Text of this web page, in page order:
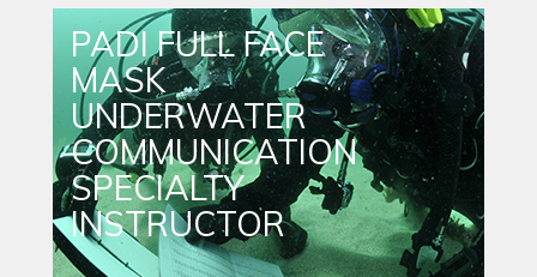
PADI FULL FACE
MASK
UNDERWATER
COMMUNICATION
SPECIALTY
INSTRUCTOR